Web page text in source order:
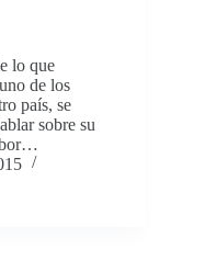
lo que
de los
país, se
sobre su